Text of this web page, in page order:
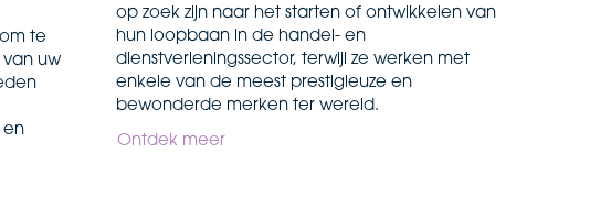
te
uw
en
op zoek zijn naar het starten of ontwikkelen van
hun loopbaan in de handel- en
dienstverleningssector, terwijl ze werken met
enkele van de meest prestigieuze en
bewonderde merken ter wereld.
Ontdek meer